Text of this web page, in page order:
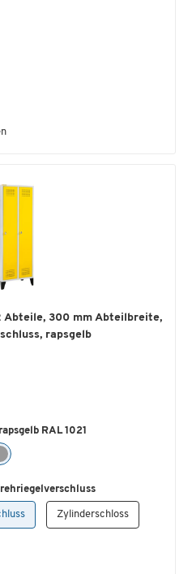
Abteile, 300 mm Abteilbreite,
rapsgelb
RAL 1021
Zylinderschloss